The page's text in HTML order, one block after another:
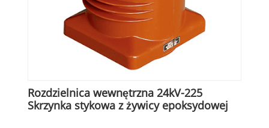
Rozdzielnica wewnętrzna 24kV-225
Skrzynka stykowa z żywicy epoksydowej